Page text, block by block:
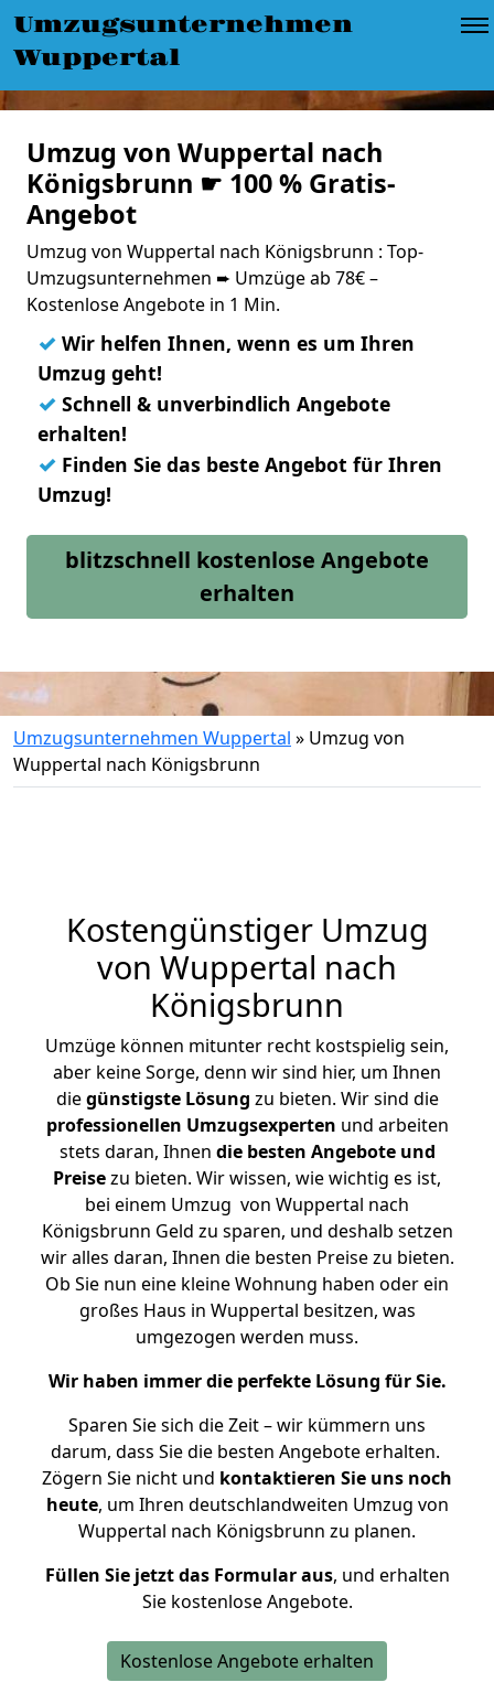
Umzugsunternehmen
Wuppertal
Umzug von Wuppertal nach
Königsbrunn ☛ 100 % Gratis-
Angebot
Umzug von Wuppertal nach Königsbrunn : Top-
Umzugsunternehmen ➨ Umzüge ab 78€ –
Kostenlose Angebote in 1 Min.
✓ Wir helfen Ihnen, wenn es um Ihren
Umzug geht!
✓ Schnell & unverbindlich Angebote
erhalten!
✓ Finden Sie das beste Angebot für Ihren
Umzug!
blitzschnell kostenlose Angebote
erhalten
Umzugsunternehmen Wuppertal » Umzug von
Wuppertal nach Königsbrunn
Kostengünstiger Umzug
von Wuppertal nach
Königsbrunn
Umzüge können mitunter recht kostspielig sein,
aber keine Sorge, denn wir sind hier, um Ihnen
diegünstigste Lösung zu bieten. Wir sind die
professionellen Umzugsexperten und arbeiten
stets daran, Ihnen die besten Angebote und
Preisezu bieten. Wir wissen, wie wichtig es ist,
bei einem Umzug von Wuppertal nach
Königsbrunn Geld zu sparen, und deshalb setzen
wir alles daran, Ihnen die besten Preise zu bieten.
Ob Sie nun eine kleine Wohnung haben oder ein
großes Haus in Wuppertal besitzen, was
umgezogen werden muss.
Wir haben immer die perfekte Lösung für Sie.
Sparen Sie sich die Zeit – wir kümmern uns
darum, dass Sie die besten Angebote erhalten.
Zögern Sie nicht und kontaktieren Sie uns noch
heute, um Ihren deutschlandweiten Umzug von
Wuppertal nach Königsbrunn zu planen.
Füllen Sie jetzt das Formular aus, und erhalten
Sie kostenlose Angebote.
Kostenlose Angebote erhalten